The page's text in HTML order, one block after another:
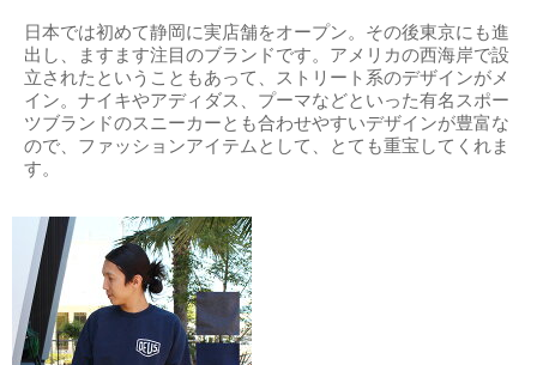
日本では初めて静岡に実店舗をオープン。その後東京にも進
出し、ますます注目のブランドです。アメリカの西海岸で設
立されたということもあって、ストリート系のデザインがメ
イン。ナイキやアディダス、プーマなどといった有名スポー
ツブランドのスニーカーとも合わせやすいデザインが豊富な
ので、ファッションアイテムとして、とても重宝してくれま
す。